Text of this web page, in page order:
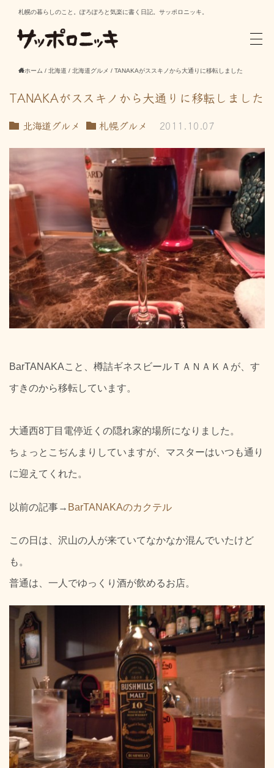
札幌の暮らしのこと。ぽろぽろと気楽に書く日記。サッポロニッキ。
ホーム / 北海道 / 北海道グルメ / TANAKAがススキノから大通りに移転しました
TANAKAがススキノから大通りに移転しました
北海道グルメ 札幌グルメ 2011.10.07
BarTANAKAこと、樽詰ギネスビールＴＡＮＡＫＡが、す
すきのから移転しています。
大通西8丁目電停近くの隠れ家的場所になりました。
ちょっとこぢんまりしていますが、マスターはいつも通り
に迎えてくれた。
以前の記事→ BarTANAKAのカクテル
この日は、沢山の人が来ていてなかなか混んでいたけど
も。
普通は、一人でゆっくり酒が飲めるお店。